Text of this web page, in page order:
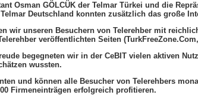
Osman GÖLCÜK der Telmar Türkei und die
Deutschland konnten zusätzlich das große
wir unseren Besuchern von Telerehber mit
veröffentlichten Seiten
begegneten wir in der CeBIT vielen aktiven
wussten.
und können alle Besucher von Telerehbers
Firmeneinträgen erfolgreich profitieren.